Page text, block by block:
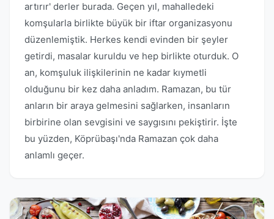
artırır' derler burada. Geçen yıl, mahalledeki
komşularla birlikte büyük bir iftar organizasyonu
düzenlemiştik. Herkes kendi evinden bir şeyler
getirdi, masalar kuruldu ve hep birlikte oturduk. O
an, komşuluk ilişkilerinin ne kadar kıymetli
olduğunu bir kez daha anladım. Ramazan, bu tür
anların bir araya gelmesini sağlarken, insanların
birbirine olan sevgisini ve saygısını pekiştirir. İşte
bu yüzden, Köprübaşı'nda Ramazan çok daha
anlamlı geçer.